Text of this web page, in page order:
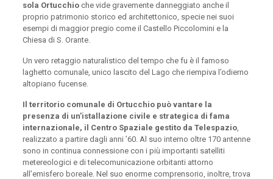
sola Ortucchioche vide gravemente danneggiato anche il
proprio patrimonio storico ed architettonico, specie nei suoi
esempi di maggior pregio come il Castello Piccolomini e la
Chiesa di S. Orante.
Un vero retaggio naturalistico del tempo che fu è il famoso
laghetto comunale, unico lascito del Lago che riempiva l’odierno
altopiano fucense.
Il territorio comunale di Ortucchio può vantare la
presenza di un’istallazione civile e strategica di fama
internazionale, il Centro Spaziale gestito da Telespazio,
realizzato a partire dagli anni ’60. Al suo interno oltre 170 antenne
sono in continua connessione con i più importanti satelliti
metereologici e di telecomunicazione orbitanti attorno
all’emisfero boreale. Nel suo enorme comprensorio, inoltre, trova